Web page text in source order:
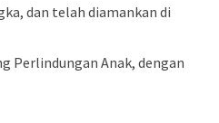
dan telah diamankan di
Perlindungan Anak, dengan